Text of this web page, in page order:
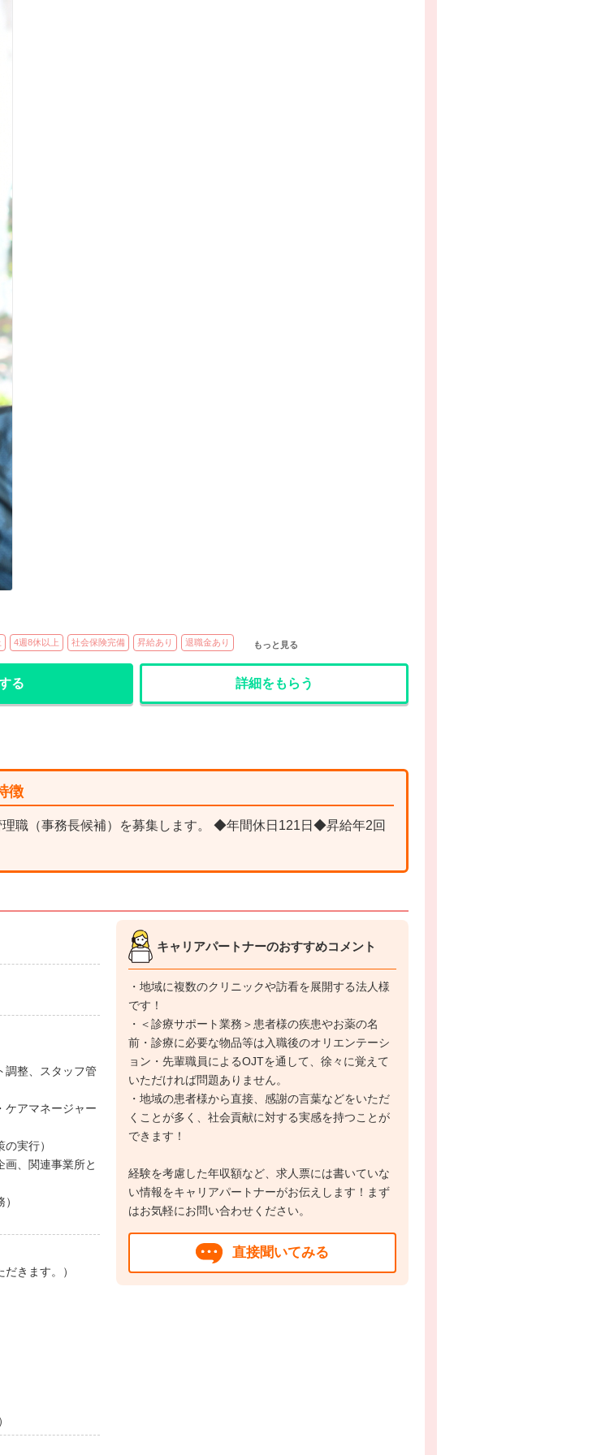
4週8休以上 社会保険完備 昇給あり 退職金あり もっと見る
る 詳細をもらう
徴
職（事務長候補）を募集します。 ◆年間休日121日◆昇給年2回
調整、スタッフ管
ケアマネージャー
実行）
画、関連事業所と
きます。）
キャリアパートナーのおすすめコメント
・地域に複数のクリニックや訪看を展開する法人様
です！
・＜診療サポート業務＞患者様の疾患やお薬の名
前・診療に必要な物品等は入職後のオリエンテーシ
ョン・先輩職員によるOJTを通して、徐々に覚えて
いただければ問題ありません。
・地域の患者様から直接、感謝の言葉などをいただ
くことが多く、社会貢献に対する実感を持つことが
できます！
経験を考慮した年収額など、求人票には書いていな
い情報をキャリアパートナーがお伝えします！まず
はお気軽にお問い合わせください。
直接聞いてみる